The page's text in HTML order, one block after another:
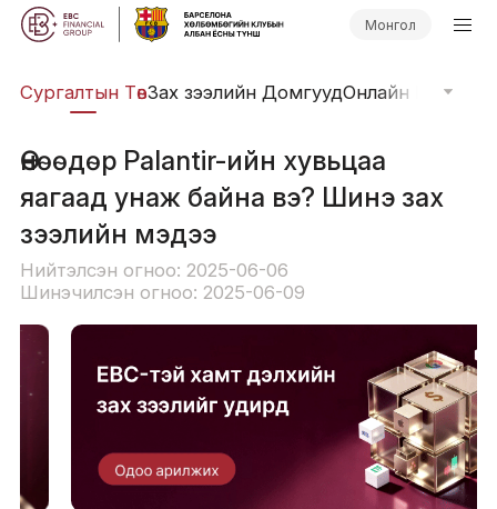
Монгол
Сургалтын ТөвЗах зээлийн ДомгуудОнлайн
Өнөөдөр Palantir-ийн хувьцаа
яагаад унаж байна вэ? Шинэ зах
зээлийн мэдээ
Нийтэлсэн огноо: 2025-06-06
Шинэчилсэн огноо: 2025-06-09